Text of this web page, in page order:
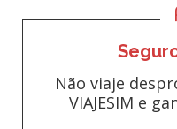
Não viaje
VIAJESIM e